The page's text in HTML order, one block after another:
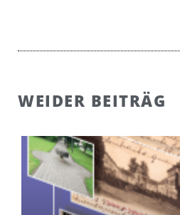
WEIDER BEITRÄG